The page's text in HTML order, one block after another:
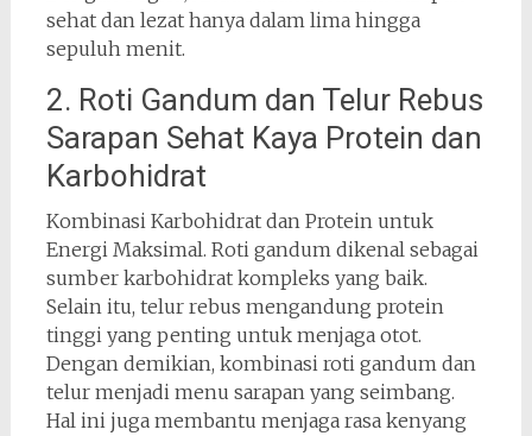
sehat dan lezat hanya dalam lima hingga
sepuluh menit.
2. Roti Gandum dan Telur Rebus
Sarapan Sehat Kaya Protein dan
Karbohidrat
Kombinasi Karbohidrat dan Protein untuk
Energi Maksimal. Roti gandum dikenal sebagai
sumber karbohidrat kompleks yang baik.
Selain itu, telur rebus mengandung protein
tinggi yang penting untuk menjaga otot.
Dengan demikian, kombinasi roti gandum dan
telur menjadi menu sarapan yang seimbang.
Hal ini juga membantu menjaga rasa kenyang